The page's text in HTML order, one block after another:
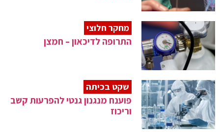
מחקר חלוצי
התרופה לדיכאון – חמצן
שקט בכיתה
פוענח מנגנון גנטי להפרעות קשב
וריכוז